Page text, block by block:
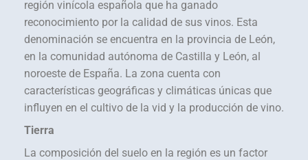
región vinícola española que ha ganado
reconocimiento por la calidad de sus vinos. Esta
denominación se encuentra en la provincia de León,
en la comunidad autónoma de Castilla y León, al
noroeste de España. La zona cuenta con
características geográficas y climáticas únicas que
influyen en el cultivo de la vid y la producción de vino.
Tierra
La composición del suelo en la región es un factor